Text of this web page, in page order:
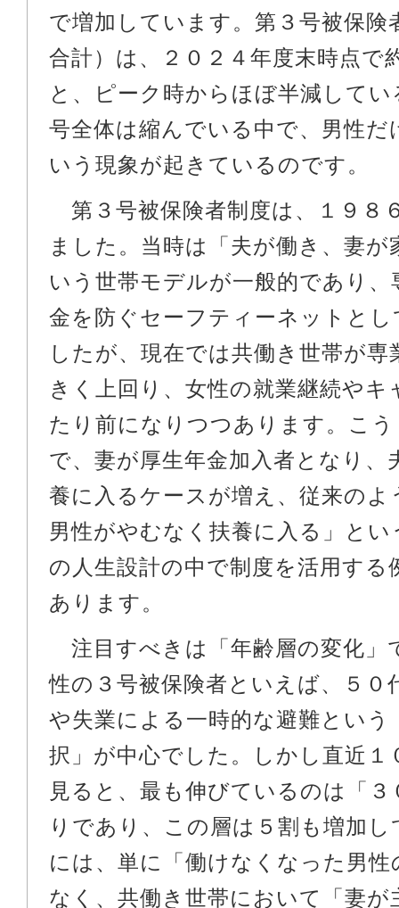
で増加しています。第３号被保険
合計）は、２０２４年度末時点で
と、ピーク時からほぼ半減して
号全体は縮んでいる中で、男性だ
いう現象が起きているのです。
第３号被保険者制度は、１９８
ました。当時は「夫が働き、妻が
いう世帯モデルが一般的であり、
金を防ぐセーフティーネットと
したが、現在では共働き世帯が専
きく上回り、女性の就業継続やキ
たり前になりつつあります。こ
で、妻が厚生年金加入者となり、
養に入るケースが増え、従来のよ
男性がやむなく扶養に入る」と
の人生設計の中で制度を活用する
あります。
注目すべきは「年齢層の変化」
性の３号被保険者といえば、５０
や失業による一時的な避難という
択」が中心でした。しかし直近１
見ると、最も伸びているのは「３
りであり、この層は５割も増加
には、単に「働けなくなった男
なく、共働き世帯において「妻が